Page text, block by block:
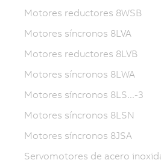
Motores reductores 8WSB
Motores síncronos 8LVA
Motores reductores 8LVB
Motores síncronos 8LWA
Motores síncronos 8LS...-3
Motores síncronos 8LSN
Motores síncronos 8JSA
Servomotores de acero